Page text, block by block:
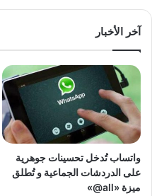
آخر الأخبار
واتساب تُدخل تحسينات جوهرية
على الدردشات الجماعية و تُطلق
ميزة «all@»